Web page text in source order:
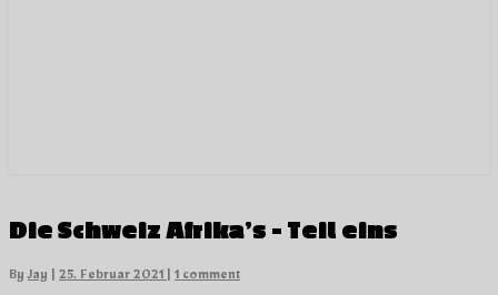
Die
Schweiz
Afrika’s
–
Die Schweiz Afrika’s – Teil eins
ByJay | 25. Februar 2021| Comments
1 comment